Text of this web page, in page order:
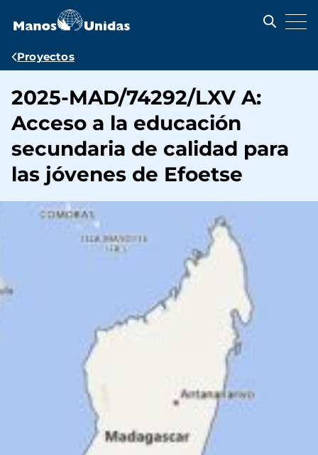
contenido
Ruta
navegación
Proyectos
2025-MAD/74292/LXV A:
Acceso a la educación
secundaria de calidad para
las jóvenes de Efoetse